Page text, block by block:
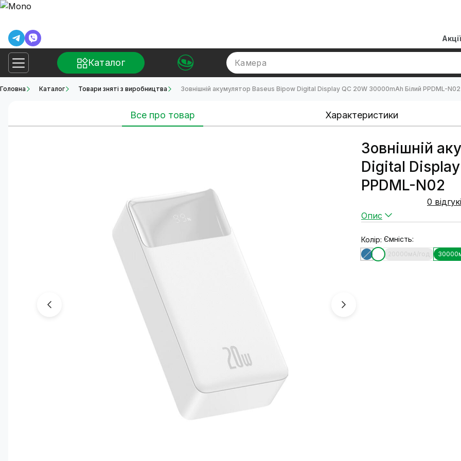
Акції
Каталог Камера
Головна Каталог Товари зняті з виробництва Зовнішній акумулятор Baseus Bipow Digital Display QC 20W 30000mAh Білий PPDML-N02
Все про товар Характеристики
Зовнішній
Digital
PPDML-N02
0
Опис
Колір: Ємність:
20000мА/год